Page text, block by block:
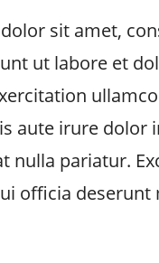
sit amet,
ut labore et
aute irure dolor
nulla pariatur.
officia